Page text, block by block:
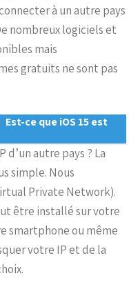
à un autre pays
nombreux logiciels et
mais
gratuits ne sont pas
Est-ce que iOS 15 est
autre pays ? La
simple. Nous
Private Network).
être installé sur votre
ou même
votre IP et de la